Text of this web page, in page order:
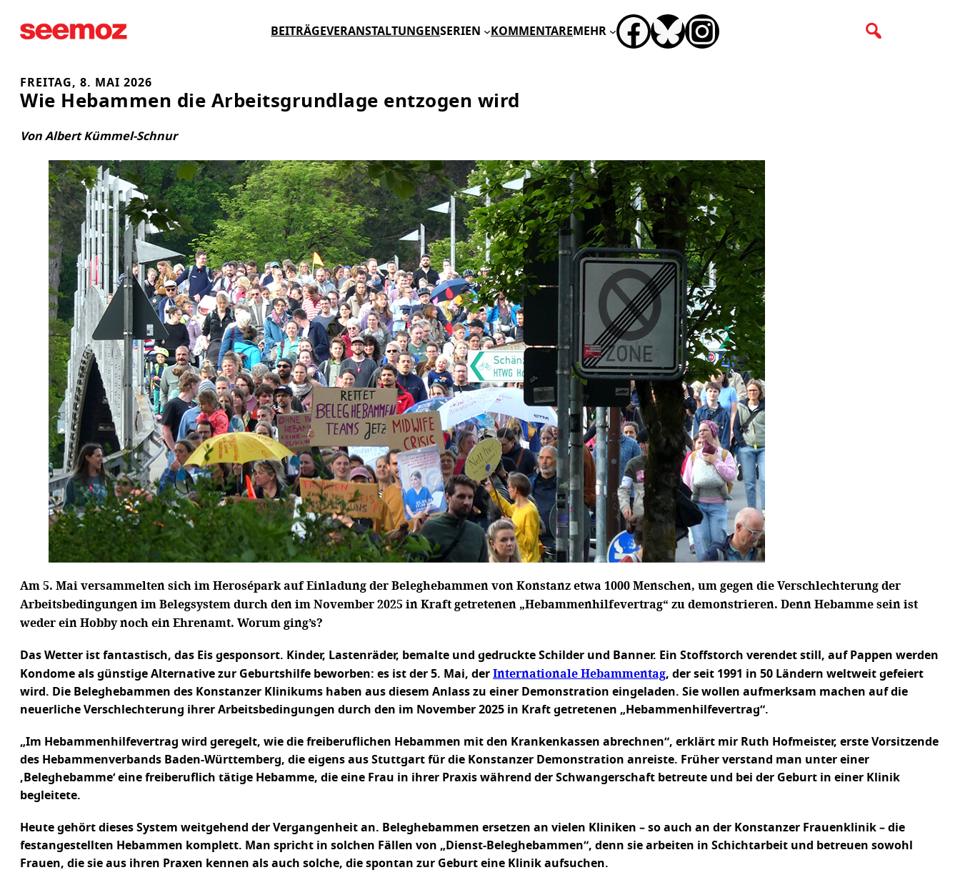
Inhalt
BEITRÄGEVERANSTALTUNGENSERIEN KOMMENTARE MEHR FACEBOOK
BLUESKYINSTAGRAM
FREITAG, 8. MAI 2026
Wie Hebammen die Arbeitsgrundlage entzogen wird
Von Albert Kümmel-Schnur
Am 5. Mai versammelten sich im Herosépark auf Einladung der Beleghebammen von Konstanz etwa 1000 Menschen, um gegen die Verschlechterung der
Arbeitsbedingungen im Belegsystem durch den im November 2025 in Kraft getretenen „Hebammenhilfevertrag“ zu demonstrieren. Denn Hebamme sein ist
weder ein Hobby noch ein Ehrenamt. Worum ging’s?
Das Wetter ist fantastisch, das Eis gesponsort. Kinder, Lastenräder, bemalte und gedruckte Schilder und Banner. Ein Stoffstorch verendet still, auf Pappen werden
Kondome als günstige Alternative zur Geburtshilfe beworben: es ist der 5. Mai, der Internationale Hebammentag, der seit 1991 in 50 Ländern weltweit gefeiert
wird. Die Beleghebammen des Konstanzer Klinikums haben aus diesem Anlass zu einer Demonstration eingeladen. Sie wollen aufmerksam machen auf die
neuerliche Verschlechterung ihrer Arbeitsbedingungen durch den im November 2025 in Kraft getretenen „Hebammenhilfevertrag“.
„Im Hebammenhilfevertrag wird geregelt, wie die freiberuflichen Hebammen mit den Krankenkassen abrechnen“, erklärt mir Ruth Hofmeister, erste Vorsitzende
des Hebammenverbands Baden-Württemberg, die eigens aus Stuttgart für die Konstanzer Demonstration anreiste. Früher verstand man unter einer
‚Beleghebamme‘ eine freiberuflich tätige Hebamme, die eine Frau in ihrer Praxis während der Schwangerschaft betreute und bei der Geburt in einer Klinik
begleitete.
Heute gehört dieses System weitgehend der Vergangenheit an. Beleghebammen ersetzen an vielen Kliniken – so auch an der Konstanzer Frauenklinik – die
festangestellten Hebammen komplett. Man spricht in solchen Fällen von „Dienst-Beleghebammen“, denn sie arbeiten in Schichtarbeit und betreuen sowohl
Frauen, die sie aus ihren Praxen kennen als auch solche, die spontan zur Geburt eine Klinik aufsuchen.